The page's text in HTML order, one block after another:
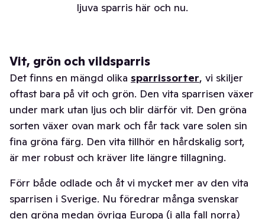
ljuva sparris här och nu.
Vit, grön och vildsparris
Det finns en mängd olika sparrissorter, vi skiljer
oftast bara på vit och grön. Den vita sparrisen växer
under mark utan ljus och blir därför vit. Den gröna
sorten växer ovan mark och får tack vare solen sin
fina gröna färg. Den vita tillhör en hårdskalig sort,
är mer robust och kräver lite längre tillagning.
Förr både odlade och åt vi mycket mer av den vita
sparrisen i Sverige. Nu föredrar många svenskar
den gröna medan övriga Europa (i alla fall norra)